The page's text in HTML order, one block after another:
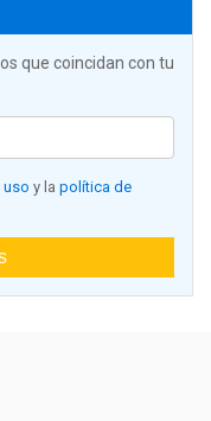
que coincidan con tu
y la política de